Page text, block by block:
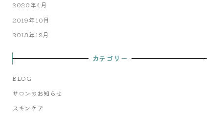
2020年4月
2019年10月
2018年12月
カテゴリー
BLOG
サロンのお知らせ
スキンケア